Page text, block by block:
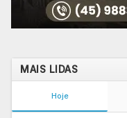
MAIS LIDAS
Hoje